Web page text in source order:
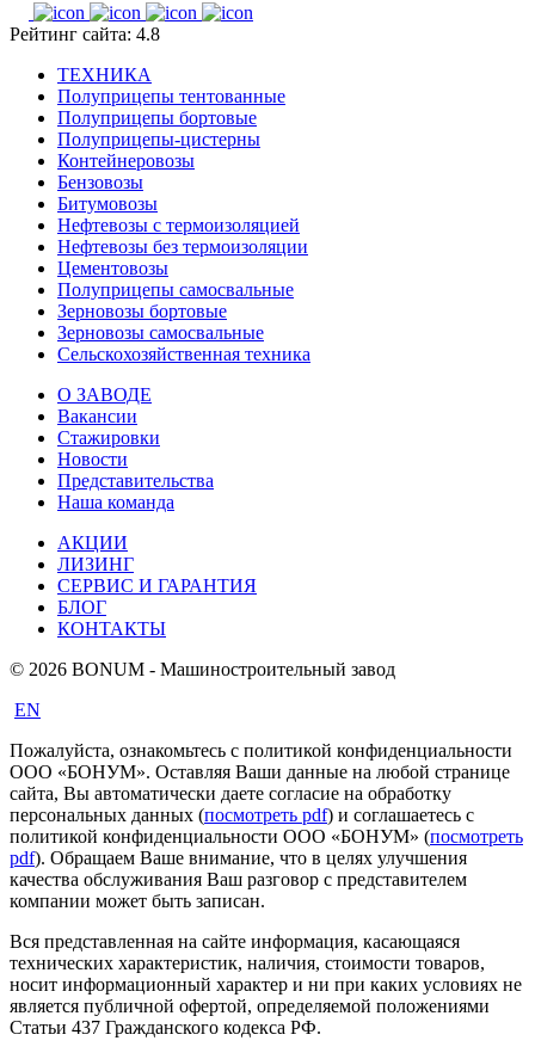
Рейтинг сайта: 4.8
ТЕХНИКА
Полуприцепы тентованные
Полуприцепы бортовые
Полуприцепы-цистерны
Контейнеровозы
Бензовозы
Битумовозы
Нефтевозы с термоизоляцией
Нефтевозы без термоизоляции
Цементовозы
Полуприцепы самосвальные
Зерновозы бортовые
Зерновозы самосвальные
Сельскохозяйственная техника
О ЗАВОДЕ
Вакансии
Стажировки
Новости
Представительства
Наша команда
АКЦИИ
ЛИЗИНГ
СЕРВИС И ГАРАНТИЯ
БЛОГ
КОНТАКТЫ
© 2026 BONUM - Машиностроительный завод
EN
Пожалуйста, ознакомьтесь с политикой конфиденциальности
ООО «БОНУМ». Оставляя Ваши данные на любой странице
сайта, Вы автоматически даете согласие на обработку
персональных данных (посмотреть pdf) и соглашаетесь с
политикой конфиденциальности ООО «БОНУМ» (посмотреть
pdf). Обращаем Ваше внимание, что в целях улучшения
качества обслуживания Ваш разговор с представителем
компании может быть записан.
Вся представленная на сайте информация, касающаяся
технических характеристик, наличия, стоимости товаров,
носит информационный характер и ни при каких условиях не
является публичной офертой, определяемой положениями
Статьи 437 Гражданского кодекса РФ.